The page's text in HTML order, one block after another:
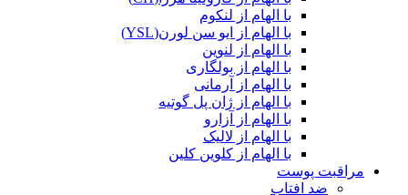
با الهام از لنکوم
با الهام از ایو سن لورن(YSL)
با الهام از لنوین
با الهام از بولگاری
با الهام از آرمانی
با الهام از ژان پل گوتیه
با الهام از آزارو
با الهام از لالیک
با الهام از کلوین کلین
مراقبت پوست
ضد افتاب